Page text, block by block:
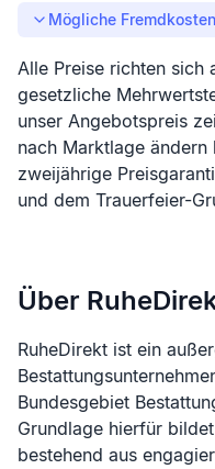
Mögliche Fremdkosten
Alle Preise richten sich
gesetzliche
unser Angebotspreis
nach Marktlage
zweijährige
und dem Trauerfeier-
Über
RuheDirekt ist ein
Bundesgebiet
Grundlage hierfür
bestehend aus